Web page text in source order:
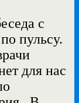
с
пульсу.
для нас